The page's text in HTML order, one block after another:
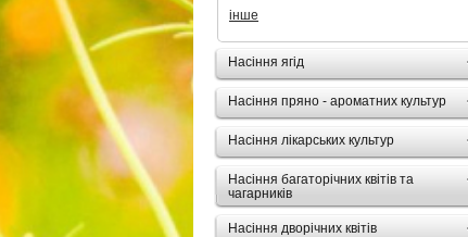
інше
Насіння ягід
Насіння пряно - ароматних культур
Насіння лікарських культур
Насіння багаторічних квітів та
чагарників
Насіння дворічних квітів